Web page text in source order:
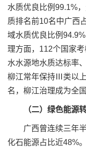
水质优良比例99.1%
质排名前10名中广西
域水质优良比例
理方面，112个国家
水水源地水质达标率
柳江常年保持Ⅲ类以
名，柳江治理成为全国
（二）绿色能源
广西曾连续三年半
化石能源占比近48%